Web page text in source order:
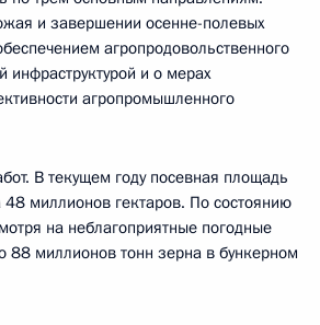
и завершении осенне-полевых
агропродовольственного
инфраструктурой и о мерах
агропромышленного
В текущем году посевная площадь
48 миллионов гектаров. По состоянию
на неблагоприятные погодные
88 миллионов тонн зерна в бункерном